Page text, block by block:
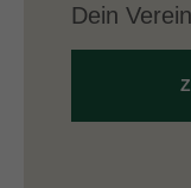
Dein